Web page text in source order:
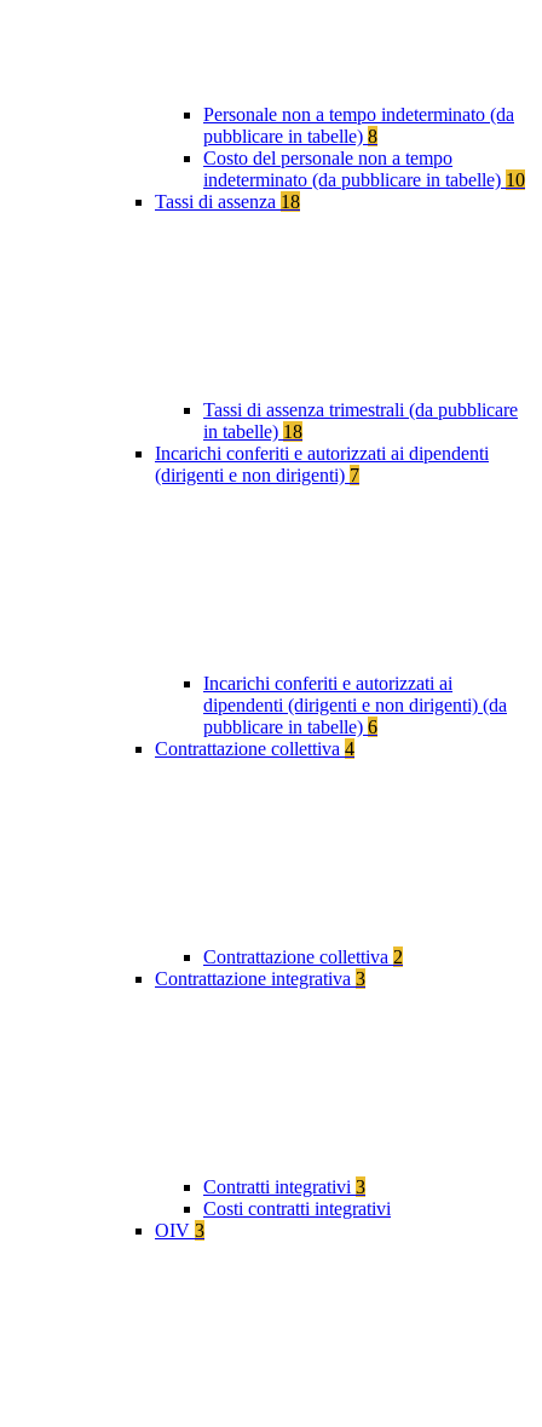
Personale non a tempo indeterminato (da
pubblicare in tabelle) 8
Costo del personale non a tempo
indeterminato (da pubblicare in tabelle) 10
Tassi di assenza 18
Tassi di assenza trimestrali (da pubblicare
in tabelle) 18
Incarichi conferiti e autorizzati ai dipendenti
(dirigenti e non dirigenti) 7
Incarichi conferiti e autorizzati ai
dipendenti (dirigenti e non dirigenti) (da
pubblicare in tabelle) 6
Contrattazione collettiva 4
Contrattazione collettiva 2
Contrattazione integrativa 3
Contratti integrativi 3
Costi contratti integrativi
OIV 3